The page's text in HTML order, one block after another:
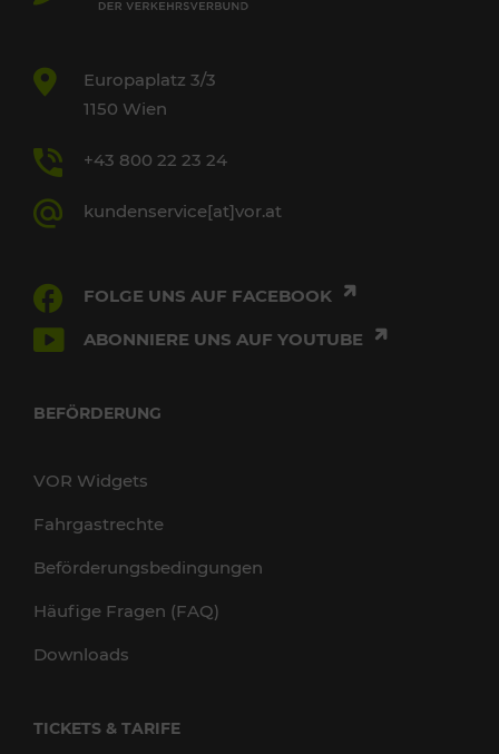
Europaplatz 3/3
1150 Wien
+43 800 22 23 24
kundenservice[at]vor.at
FOLGE UNS AUF FACEBOOK
ABONNIERE UNS AUF YOUTUBE
BEFÖRDERUNG
VOR Widgets
Fahrgastrechte
Beförderungsbedingungen
Häufige Fragen (FAQ)
Downloads
TICKETS & TARIFE